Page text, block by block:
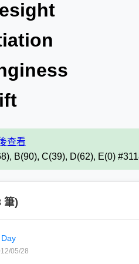
查看
B(90), C(39), D(62), E(0)
筆)
05/28